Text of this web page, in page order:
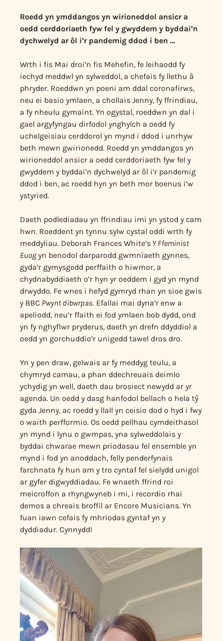
Roedd yn ymddangos yn wirioneddol ansicr a
oedd cerddoriaeth fyw fel y gwyddem y byddai’n
dychwelyd ar ôl i’r pandemig ddod i ben …
Wrth i fis Mai droi’n fis Mehefin, fe leihaodd fy
iechyd meddwl yn sylweddol, a chefais fy llethu â
phryder. Roeddwn yn poeni am ddal coronafirws,
neu ei basio ymlaen, a chollais Jenny, fy ffrindiau,
a fy nheulu gymaint. Yn ogystal, roeddwn yn dal i
gael argyfyngau dirfodol ynghylch a oedd fy
uchelgeisiau cerddorol yn mynd i ddod i unrhyw
beth mewn gwirionedd. Roedd yn ymddangos yn
wirioneddol ansicr a oedd cerddoriaeth fyw fel y
gwyddem y byddai’n dychwelyd ar ôl i’r pandemig
ddod i ben, ac roedd hyn yn beth mor boenus i’w
ystyried.
Daeth podlediadau yn ffrindiau imi yn ystod y cam
hwn. Roeddent yn tynnu sylw cystal oddi wrth fy
meddyliau. Deborah Frances White’s Y Ffeminist
Euogyn benodol darparodd gwmnïaeth gynnes,
gyda’r gymysgedd perffaith o hiwmor, a
chydnabyddiaeth o’r hyn yr oeddem i gyd yn mynd
drwyddo. Fe wnes i hefyd gymryd rhan yn sioe gwis
y BBC Pwynt dibwrpas. Efallai mai dyna’r enw a
apeliodd, neu’r ffaith ei fod ymlaen bob dydd, ond
yn fy nghyflwr pryderus, daeth yn drefn ddyddiol a
oedd yn gorchuddio’r unigedd tawel dros dro.
Yn y pen draw, gelwais ar fy meddyg teulu, a
chymryd camau, a phan ddechreuais deimlo
ychydig yn well, daeth dau brosiect newydd ar yr
agenda. Un oedd y dasg hanfodol bellach o hela tŷ
gyda Jenny, ac roedd y llall yn ceisio dod o hyd i fwy
o waith perfformio. Os oedd pellhau cymdeithasol
yn mynd i lynu o gwmpas, yna sylweddolais y
byddai chwarae mewn priodasau fel ensemble yn
mynd i fod yn anoddach, felly penderfynais
farchnata fy hun am y tro cyntaf fel sielydd unigol
ar gyfer digwyddiadau. Fe wnaeth ffrind roi
meicroffon a rhyngwyneb i mi, i recordio rhai
demos a chreais broffil ar Encore Musicians. Yn
fuan iawn cefais fy mhriodas gyntaf yn y
dyddiadur. Cynnydd!